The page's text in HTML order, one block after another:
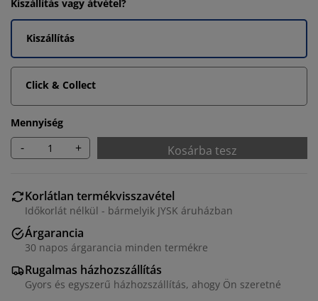
Kiszállítás vagy átvétel?
Kiszállítás
Click & Collect
Mennyiség
- + Kosárba tesz
Korlátlan termékvisszavétel
Időkorlát nélkül - bármelyik JYSK áruházban
Árgarancia
30 napos árgarancia minden termékre
Rugalmas házhozszállítás
Gyors és egyszerű házhozszállítás, ahogy Ön szeretné